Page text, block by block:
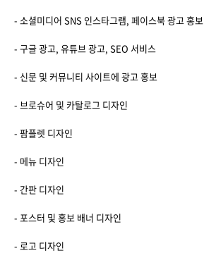
- 소셜미디어 SNS 인스타그램, 페이스북 광고 홍보
- 구글 광고, 유튜브 광고, SEO 서비스
- 신문 및 커뮤니티 사이트에 광고 홍보
- 브로슈어 및 카탈로그 디자인
- 팜플렛 디자인
- 메뉴 디자인
- 간판 디자인
- 포스터 및 홍보 배너 디자인
- 로고 디자인